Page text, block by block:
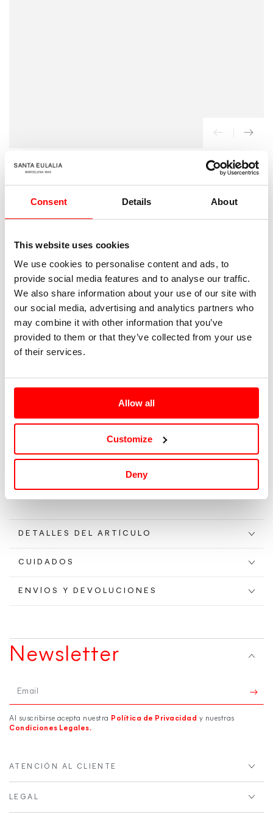
Consent Details About
This website uses cookies
We use cookies to personalise content and ads, to
provide social media features and to analyse our traffic.
We also share information about your use of our site with
our social media, advertising and analytics partners who
may combine it with other information that you’ve
provided to them or that they’ve collected from your use
of their services.
Allow all
Customize
Deny
INICIO /
Balmain
Joggers Logo Relieve
Precio
230 €
S
M
XL
Tallaje: Internacional |Guía de tallas
DETALLES DEL ARTÍCULO
CUIDADOS
ENVÍOS Y DEVOLUCIONES
Newsletter
Email
Al suscribirse acepta nuestra Política de Privacidad y nuestras
Condiciones Legales.
ATENCIÓN AL CLIENTE
LEGAL